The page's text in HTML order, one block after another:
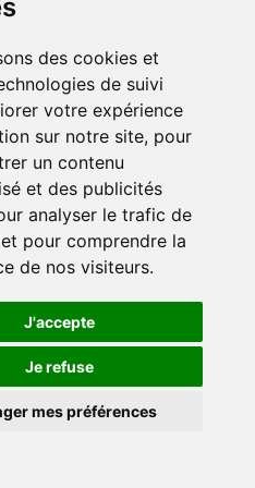
des cookies et
de suivi
votre expérience
sur notre site, pour
un contenu
et des publicités
analyser le trafic de
pour comprendre la
de nos visiteurs.
J'accepte
Je refuse
mes préférences